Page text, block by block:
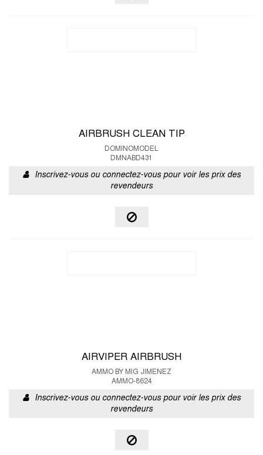
AIRBRUSH CLEAN TIP
DOMINOMODEL
DMNABD431
Inscrivez-vous ou connectez-vous pour voir les prix des
revendeurs
AIRVIPER AIRBRUSH
AMMO BY MIG JIMENEZ
AMMO-8624
Inscrivez-vous ou connectez-vous pour voir les prix des
revendeurs